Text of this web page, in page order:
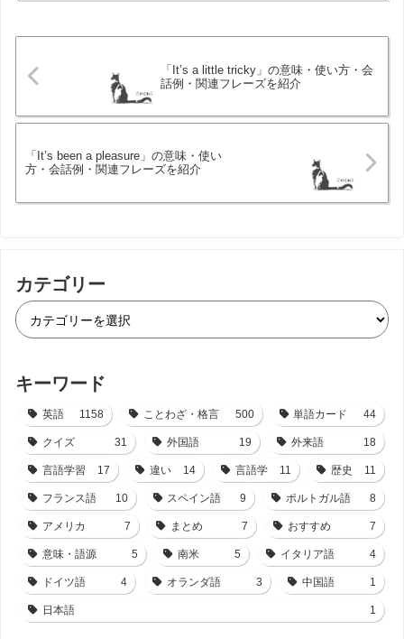
「It’s a little tricky」の意味・使い方・会
話例・関連フレーズを紹介
「It’s been a pleasure」の意味・使い
方・会話例・関連フレーズを紹介
カテゴリー
キーワード
英語 1158 ことわざ・格言 500 単語カード 44
クイズ 31 外国語 19 外来語 18
言語学習 17 違い 14 言語学 11 歴史 11
フランス語 10 スペイン語 9 ポルトガル語 8
アメリカ 7 まとめ 7 おすすめ 7
意味・語源 5 南米 5 イタリア語 4
ドイツ語 4 オランダ語 3 中国語 1
日本語 1